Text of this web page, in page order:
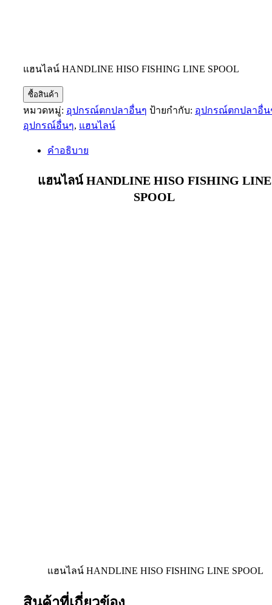
แฮนไลน์ HANDLINE HISO FISHING LINE SPOOL
ซื้อสินค้า
หมวดหมู่: อุปกรณ์ตกปลาอื่นๆ ป้ายกำกับ: อุปกรณ์ตกปลาอื่น
อุปกรณ์อื่นๆ, แฮนไลน์
คำอธิบาย
แฮนไลน์ HANDLINE HISO FISHING LINE
SPOOL
แฮนไลน์ HANDLINE HISO FISHING LINE SPOOL